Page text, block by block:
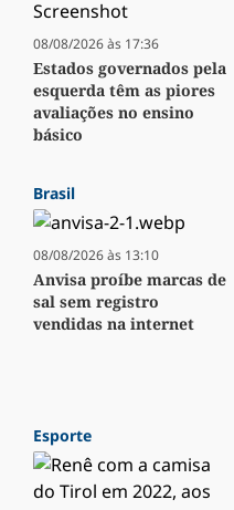
08/08/2026 às 17:36
Estados governados pela
esquerda têm as piores
avaliações no ensino
básico
Brasil
08/08/2026 às 13:10
Anvisa proíbe marcas de
sal sem registro
vendidas na internet
Esporte